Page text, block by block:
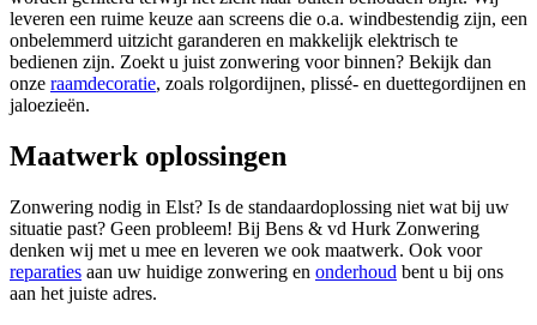
leveren een ruime keuze aan screens die o.a. windbestendig zijn, een
onbelemmerd uitzicht garanderen en makkelijk elektrisch te
bedienen zijn. Zoekt u juist zonwering voor binnen? Bekijk dan
onze raamdecoratie, zoals rolgordijnen, plissé- en duettegordijnen en
jaloezieën.
Maatwerk oplossingen
Zonwering nodig in Elst? Is de standaardoplossing niet wat bij uw
situatie past? Geen probleem! Bij Bens & vd Hurk Zonwering
denken wij met u mee en leveren we ook maatwerk. Ook voor
reparaties aan uw huidige zonwering en onderhoud bent u bij ons
aan het juiste adres.